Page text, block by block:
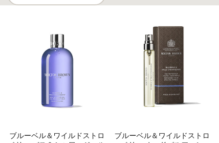
ブルーベル＆ワイルドストロ
ブルーベル＆ワイルドストロ